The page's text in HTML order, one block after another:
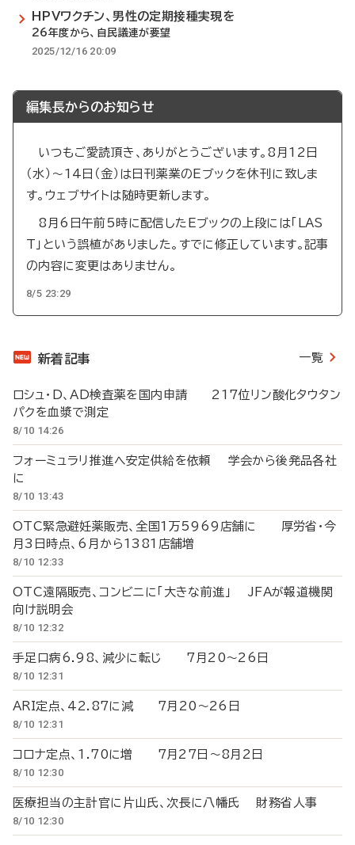
HPVワクチン、男性の定期接種実現を
26年度から、自民議連が要望
2025/12/16 20:09
編集長からのお知らせ
いつもご愛読頂き、ありがとうございます。8月12日
（水）～14日（金）は日刊薬業のEブックを休刊に致しま
す。ウェブサイトは随時更新します。
8月6日午前5時に配信したEブックの上段には「LAS
T」という誤植がありました。すでに修正しています。記事
の内容に変更はありません。
8/5 23:29
新着記事 一覧
ロシュ・D、AD検査薬を国内申請 217位リン酸化タウタン
パクを血漿で測定
8/10 14:26
フォーミュラリ推進へ安定供給を依頼 学会から後発品各社
に
8/10 13:43
OTC緊急避妊薬販売、全国1万5969店舗に 厚労省・今
月3日時点、6月から1381店舗増
8/10 12:33
OTC遠隔販売、コンビニに「大きな前進」 JFAが報道機関
向け説明会
8/10 12:32
手足口病6.98、減少に転じ 7月20～26日
8/10 12:31
ARI定点、42.87に減 7月20～26日
8/10 12:31
コロナ定点、1.70に増 7月27日～8月2日
8/10 12:30
医療担当の主計官に片山氏、次長に八幡氏 財務省人事
8/10 12:30